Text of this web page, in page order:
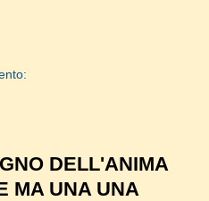
DELL'ANIMA
MA UNA UNA